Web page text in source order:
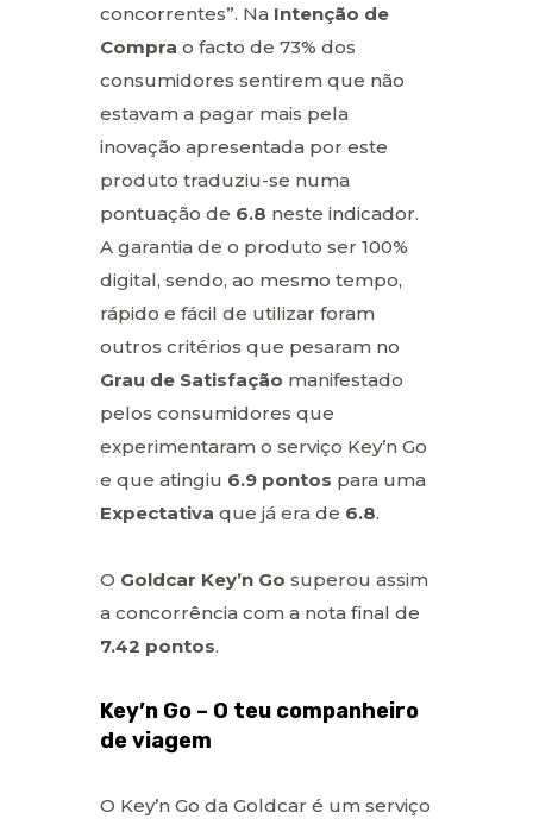
concorrentes”. Na Intenção de
Compra o facto de 73% dos
consumidores sentirem que não
estavam a pagar mais pela
inovação apresentada por este
produto traduziu-se numa
pontuação de 6.8 neste indicador.
A garantia de o produto ser 100%
digital, sendo, ao mesmo tempo,
rápido e fácil de utilizar foram
outros critérios que pesaram no
Grau de Satisfação manifestado
pelos consumidores que
experimentaram o serviço Key’n Go
e que atingiu 6.9 pontos para uma
Expectativa que já era de 6.8.
O Goldcar Key’n Go superou assim
a concorrência com a nota final de
7.42 pontos.
Key’n Go – O teu companheiro
de viagem
O Key’n Go da Goldcar é um serviço